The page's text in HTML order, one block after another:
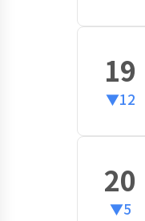
19
▼12
20
▼5